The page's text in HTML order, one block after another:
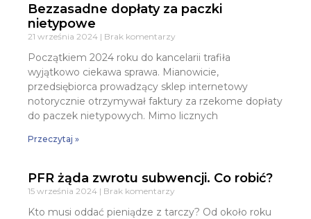
Bezzasadne dopłaty za paczki
nietypowe
21 września 2024 Brak komentarzy
Początkiem 2024 roku do kancelarii trafiła
wyjątkowo ciekawa sprawa. Mianowicie,
przedsiębiorca prowadzący sklep internetowy
notorycznie otrzymywał faktury za rzekome dopłaty
do paczek nietypowych. Mimo licznych
Przeczytaj »
PFR żąda zwrotu subwencji. Co robić?
15 września 2024 Brak komentarzy
Kto musi oddać pieniądze z tarczy? Od około roku